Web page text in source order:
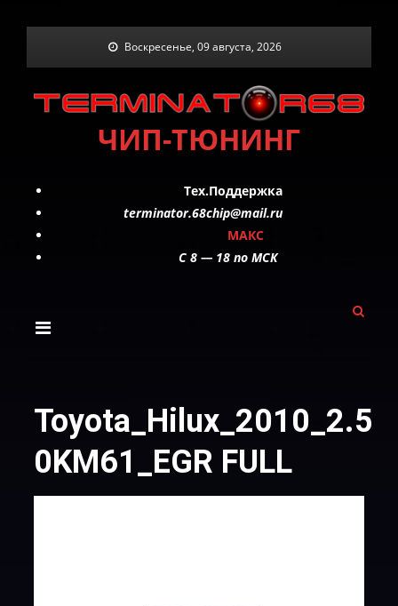
Воскресенье, 09 августа, 2026
ЧИП-ТЮНИНГ
Тех.Поддержка
terminator.68chip@mail.ru
МАКС
C 8 — 18 по МСК
0KM61_EGR FULL